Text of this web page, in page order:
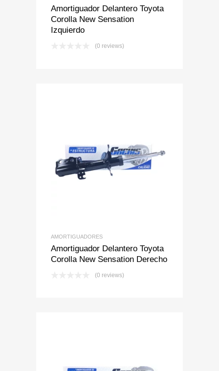
Amortiguador Delantero Toyota
Corolla New Sensation
Izquierdo
(0 reviews)
Add to Wishlist
Add to Compare
AMORTIGUADORES
Amortiguador Delantero Toyota
Corolla New Sensation Derecho
(0 reviews)